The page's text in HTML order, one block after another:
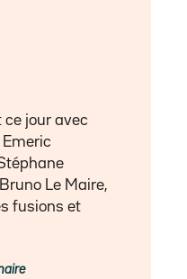
jour avec
Le Maire,
fusions et